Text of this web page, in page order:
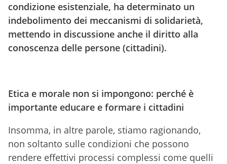
condizione esistenziale, ha determinato un
indebolimento dei meccanismi di solidarietà,
mettendo in discussione anche il diritto alla
conoscenza delle persone (cittadini).
Etica e morale non si impongono: perché è
importante educare e formare i cittadini
Insomma, in altre parole, stiamo ragionando,
non soltanto sulle condizioni che possono
rendere effettivi processi complessi come quelli